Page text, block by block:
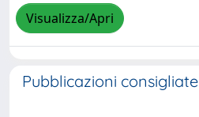
Visualizza/Apri
Pubblicazioni consigliate